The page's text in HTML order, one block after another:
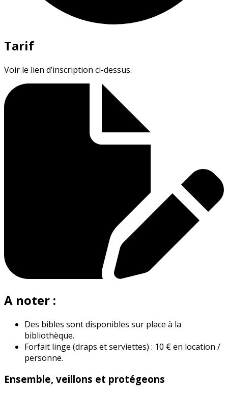
Tarif
Voir le lien d’inscription ci-dessus.
A noter :
Des bibles sont disponibles sur place à la
bibliothèque.
Forfait linge (draps et serviettes) : 10 € en location /
personne.
Ensemble, veillons et protégeons